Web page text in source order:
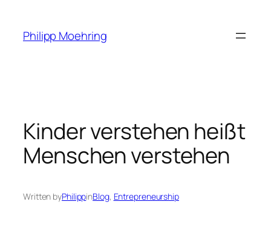
content
Philipp Moehring
Kinder verstehen heißt
Menschen verstehen
Written byPhilippinBlog, Entrepreneurship